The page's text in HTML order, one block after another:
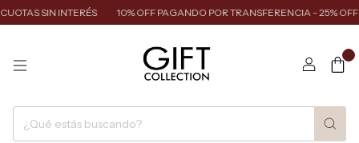
SIN INTERÉS 10% OFF PAGANDO POR TRANSFERENCIA - 25% OFF
0